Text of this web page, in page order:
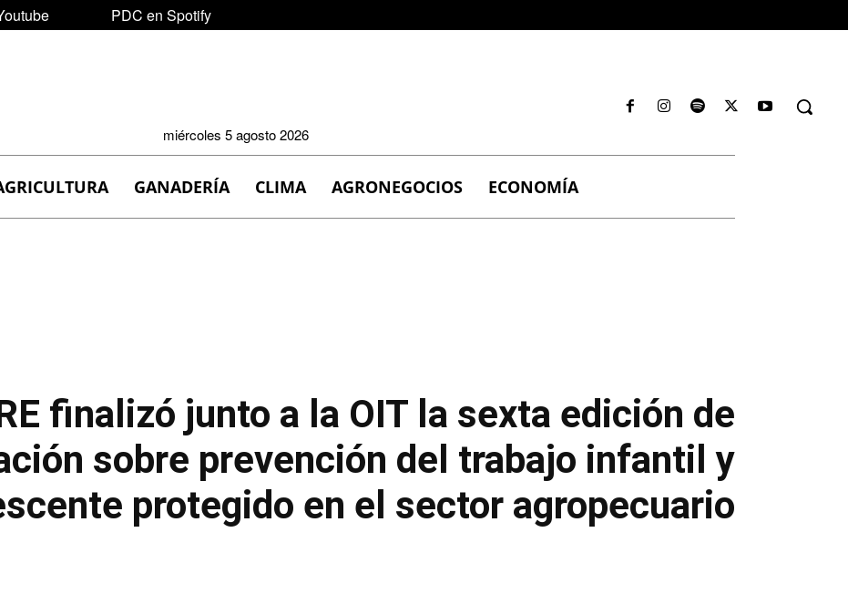
PDC en Spotify
miércoles 5 agosto 2026
GANADERÍA CLIMA AGRONEGOCIOS ECONOMÍA
finalizó junto a la OIT la sexta edición de
sobre prevención del trabajo infantil y
protegido en el sector agropecuario